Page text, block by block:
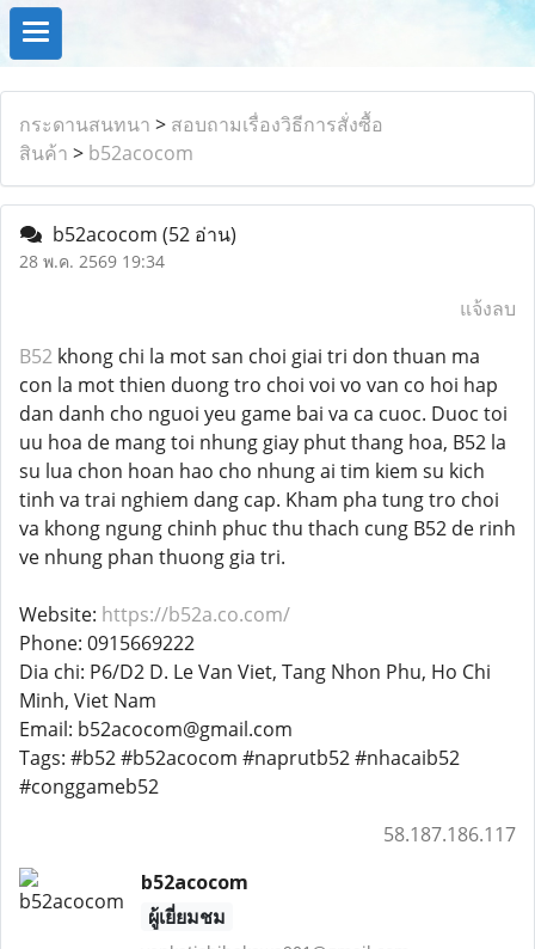
กระดานสนทนา > สอบถามเรื่องวิธีการสั่งซื้อ
สินค้า > b52acocom
b52acocom (52 อ่าน)
28 พ.ค. 2569 19:34
แจ้งลบ
B52 khong chi la mot san choi giai tri don thuan ma
con la mot thien duong tro choi voi vo van co hoi hap
dan danh cho nguoi yeu game bai va ca cuoc. Duoc toi
uu hoa de mang toi nhung giay phut thang hoa, B52 la
su lua chon hoan hao cho nhung ai tim kiem su kich
tinh va trai nghiem dang cap. Kham pha tung tro choi
va khong ngung chinh phuc thu thach cung B52 de rinh
ve nhung phan thuong gia tri.
Website: https://b52a.co.com/
Phone: 0915669222
Dia chi: P6/D2 D. Le Van Viet, Tang Nhon Phu, Ho Chi
Minh, Viet Nam
Email: b52acocom@gmail.com
Tags: #b52 #b52acocom #naprutb52 #nhacaib52
#conggameb52
58.187.186.117
b52acocom
ผู้เยี่ยมชม